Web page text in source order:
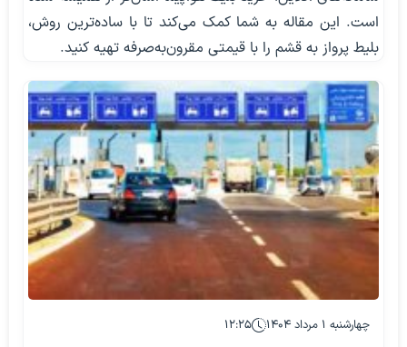
است. این مقاله به شما کمک می‌کند تا با ساده‌ترین روش،
بلیط پرواز به قشم را با قیمتی مقرون‌به‌صرفه تهیه کنید.
چهارشنبه ۱ مرداد ۱۴۰۴ ۱۲:۲۵